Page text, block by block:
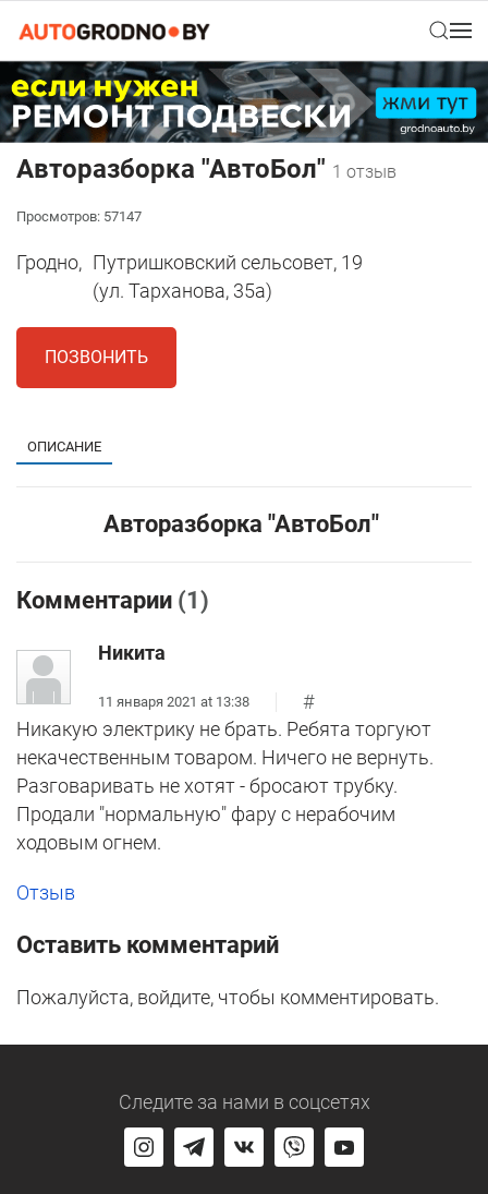
Авторазборка "АвтоБол" 1 отзыв
Просмотров: 57147
Гродно, Путришковский сельсовет, 19
(ул. Тарханова, 35а)
ПОЗВОНИТЬ
ОПИСАНИЕ
Авторазборка "АвтоБол"
Комментарии (1)
Никита
11 января 2021 at 13:38
#
Никакую электрику не брать. Ребята торгуют
некачественным товаром. Ничего не вернуть.
Разговаривать не хотят - бросают трубку.
Продали "нормальную" фару с нерабочим
ходовым огнем.
Отзыв
Оставить комментарий
Пожалуйста, войдите, чтобы комментировать.
Следите за нами в соцсетях